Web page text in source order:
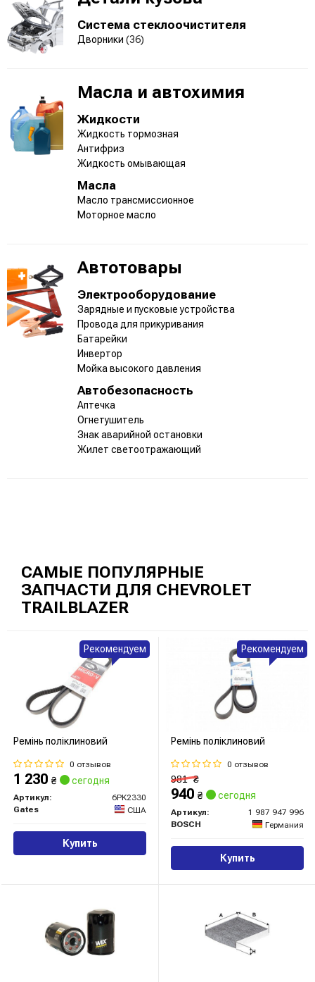
Система стеклоочистителя
Дворники (36)
Масла и автохимия
Жидкости
Жидкость тормозная
Антифриз
Жидкость омывающая
Масла
Масло трансмиссионное
Моторное масло
Автотовары
Электрооборудование
Зарядные и пусковые устройства
Провода для прикуривания
Батарейки
Инвертор
Мойка высокого давления
Автобезопасность
Аптечка
Огнетушитель
Знак аварийной остановки
Жилет светоотражающий
САМЫЕ ПОПУЛЯРНЫЕ
ЗАПЧАСТИ ДЛЯ CHEVROLET
TRAILBLAZER
Ремінь поліклиновий
0 отзывов
1 230 ₴ сегодня
Артикул:
6PK2330
Gates
США
Купить
Рекомендуем
Ремінь поліклиновий
0 отзывов
981₴
940 ₴ сегодня
Артикул:
1 987 947 996
BOSCH
Германия
Купить
Рекомендуем